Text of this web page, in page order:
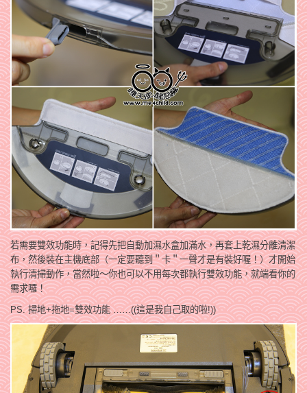
若需要雙效功能時，記得先把自動加濕水盒加滿水，再套上乾濕分離清潔
布，然後裝在主機底部（一定要聽到＂卡＂一聲才是有裝好喔！）才開始
執行清掃動作，當然啦～你也可以不用每次都執行雙效功能，就端看你的
需求囉！
PS. 掃地+拖地=雙效功能 ……((這是我自己取的啦!))